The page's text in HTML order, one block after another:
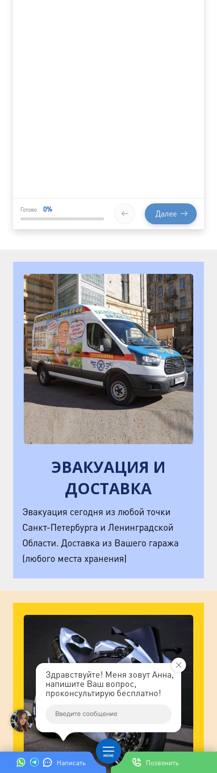
Написать Позвонить
Здравствуйте! Меня зовут Анна,
напишите Ваш вопрос,
проконсультирую бесплатно!
Готово 0% Далее
ЭВАКУАЦИЯ И
ДОСТАВКА
Эвакуация сегодня из любой точки
Санкт-Петербурга и Ленинградской
Области. Доставка из Вашего гаража
(любого места хранения)